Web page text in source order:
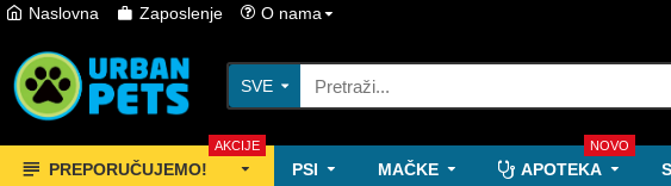
Naslovna Zaposlenje O nama
SVE
PREPORUČUJEMO!
AKCIJE
PSI MAČKE APOTEKA
NOVO